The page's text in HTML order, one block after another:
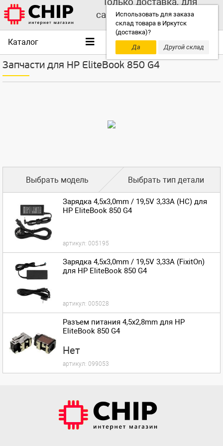
Использовать для заказа
склад товара в Иркутск
(доставка)?
Да
Другой склад
самовывоза выбирайте
другой склад!
Каталог
Запчасти для HP EliteBook 850 G4
Выбрать модель Выбрать тип детали
Зарядка 4,5x3,0mm / 19,5V 3,33A (HC) для
HP EliteBook 850 G4
артикул: 005195
Зарядка 4,5x3,0mm / 19,5V 3,33A (FixitOn)
для HP EliteBook 850 G4
артикул: 005028
Разъем питания 4,5x2,8mm для HP
EliteBook 850 G4
Нет
артикул: 099053